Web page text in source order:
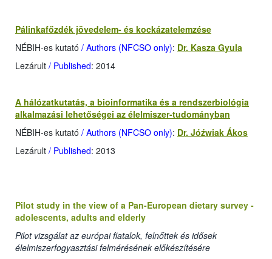
Pálinkafőzdék jövedelem- és kockázatelemzése
NÉBIH-es kutató / Authors (NFCSO only): Dr. Kasza Gyula
Lezárult / Published: 2014
A hálózatkutatás, a bioinformatika és a rendszerbiológia
alkalmazási lehetőségei az élelmiszer-tudományban
NÉBIH-es kutató / Authors (NFCSO only): Dr. Jóźwiak Ákos
Lezárult / Published: 2013
Pilot study in the view of a Pan-European dietary survey -
adolescents, adults and elderly
Pilot vizsgálat az európai fiatalok, felnőttek és idősek
élelmiszerfogyasztási felmérésének előkészítésére